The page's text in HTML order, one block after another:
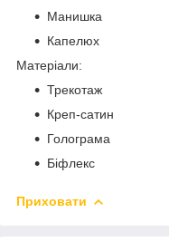
Манишка
Капелюх
Матеріали:
Трекотаж
Креп-сатин
Голограма
Біфлекс
Приховати